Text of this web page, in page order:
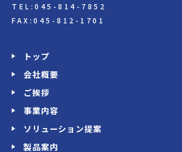
TEL:045-814-7852
FAX:045-812-1701
トップ
会社概要
ご挨拶
事業内容
ソリューション提案
製品案内